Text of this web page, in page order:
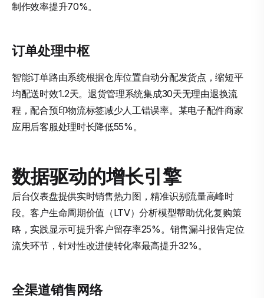
制作效率提升70%。
订单处理中枢
智能订单路由系统根据仓库位置自动分配发货点，缩短平
均配送时效1.2天。退货管理系统集成30天无理由退换流
程，配合预印物流标签减少人工错误率。某电子配件商家
应用后客服处理时长降低55%。
数据驱动的增长引擎
后台仪表盘提供实时销售热力图，精准识别流量高峰时
段。客户生命周期价值（LTV）分析模型帮助优化复购策
略，实践显示可提升客户留存率25%。销售漏斗报告定位
流失环节，针对性改进使转化率最高提升32%。
全渠道销售网络